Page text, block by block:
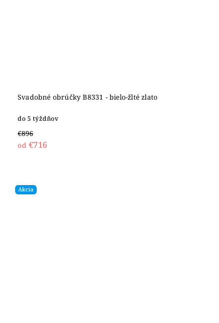
Svadobné obrúčky B8331 - bielo-žlté zlato
do 5 týždňov
€896
od €716
Akcia